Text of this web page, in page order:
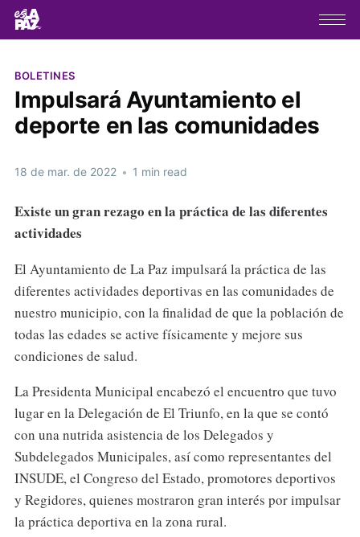
BOLETINES
Impulsará Ayuntamiento el
deporte en las comunidades
18 de mar. de 2022 • 1 min read
Existe un gran rezago en la práctica de las diferentes
actividades
El Ayuntamiento de La Paz impulsará la práctica de las
diferentes actividades deportivas en las comunidades de
nuestro municipio, con la finalidad de que la población de
todas las edades se active físicamente y mejore sus
condiciones de salud.
La Presidenta Municipal encabezó el encuentro que tuvo
lugar en la Delegación de El Triunfo, en la que se contó
con una nutrida asistencia de los Delegados y
Subdelegados Municipales, así como representantes del
INSUDE, el Congreso del Estado, promotores deportivos
y Regidores, quienes mostraron gran interés por impulsar
la práctica deportiva en la zona rural.